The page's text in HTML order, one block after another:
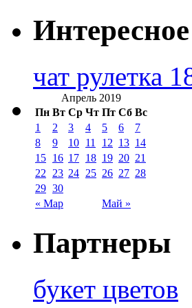
Интересное
чат рулетка
Апрель 2019
Пн Вт Ср Чт Пт Сб Вс
« Мар Май »
1 2 3 4 5 6
7
8
9 10 11 12 13 14
15 16 17 18 19 20 21
22
23 24 25 26 27 28
29 30
Партнеры
букет цветов